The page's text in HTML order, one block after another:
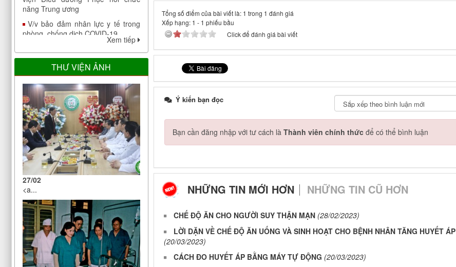
V/v bảo đảm nhân lực y tế trong
phòng, chống dịch COVID-19
Thông báo cập nhật danh sách cơ
dẫn thực hành khám bệnh, chữa
Tăng cường truyền thông Giải báo
chí toàn quốc "Vì sức khỏe nhân
dân"
Chỉ thị của Ban bí thư về việc tổ
chức Tết Nhâm Dần năm 2022
Công bố công khai đáp ứng yêu
cầu là cơ sở thực hành trong đào
tạo khối ngành sức khoẻ của Bệnh
viện Điều dưỡng Phục hồi chức
năng Trung ương
V/v bảo đảm nhân lực y tế trong
phòng, chống dịch COVID-19
Xem tiếp
THƯ VIỆN ẢNH
27/02
<a...
Tổng số điểm của bài viết là: 1 trong 1 đánh giá
Xếp hạng: 1 - 1 phiếu bầu
Click để đánh giá bài viết
Ý kiến bạn đọc
Bạn cần đăng nhập với tư cách là Thành viên chính thứcđể có thể bình luận
NHỮNG TIN MỚI HƠN NHỮNG TIN CŨ HƠN
CHẾ ĐỘ ĂN CHO NGƯỜI SUY THẬN MẠN (28/02/2023)
LỜI DẶN VỀ CHẾ ĐỘ ĂN UỐNG VÀ SINH HOẠT CHO BỆNH NHÂN TĂNG HUYẾT ÁP
(20/03/2023)
CÁCH ĐO HUYẾT ÁP BẰNG MÁY TỰ ĐỘNG (20/03/2023)